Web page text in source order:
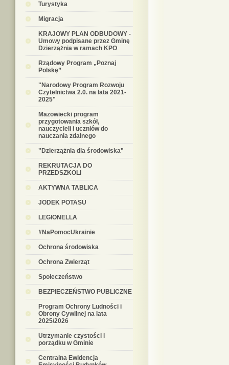
Turystyka
Migracja
KRAJOWY PLAN ODBUDOWY -
Umowy podpisane przez Gminę
Dzierzążnia w ramach KPO
Rządowy Program „Poznaj
Polskę”
"Narodowy Program Rozwoju
Czytelnictwa 2.0. na lata 2021-
2025"
Mazowiecki program
przygotowania szkół,
nauczycieli i uczniów do
nauczania zdalnego
"Dzierzążnia dla środowiska"
REKRUTACJA DO
PRZEDSZKOLI
AKTYWNA TABLICA
JODEK POTASU
LEGIONELLA
#NaPomocUkrainie
Ochrona środowiska
Ochrona Zwierząt
Społeczeństwo
BEZPIECZEŃSTWO PUBLICZNE
Program Ochrony Ludności i
Obrony Cywilnej na lata
2025/2026
Utrzymanie czystości i
porządku w Gminie
Centralna Ewidencja